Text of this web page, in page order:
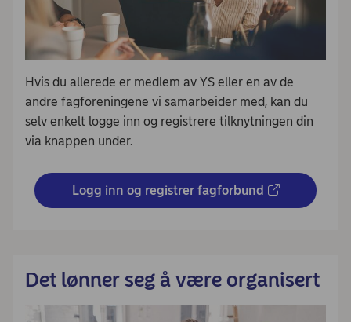
Hvis du allerede er medlem av YS eller en av de
andre fagforeningene vi samarbeider med, kan du
selv enkelt logge inn og registrere tilknytningen din
via knappen under.
Logg inn og registrer fagforbund
Det lønner seg å være organisert